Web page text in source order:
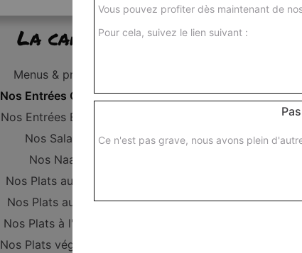
La carte
Menus & promos
Nos Entrées Grillades
Nos Entrées Beignets
Nos Salades
Nos Naans
Nos Plats au Poulet
Nos Plats au Boeuf
Nos Plats à l'Agneau
Nos Plats végétariens
Cuisse de poulet
Vous pouvez profiter dès maintenant de
Pour cela, suivez le lien suivant :
Ce n'est pas grave, nous avons plein